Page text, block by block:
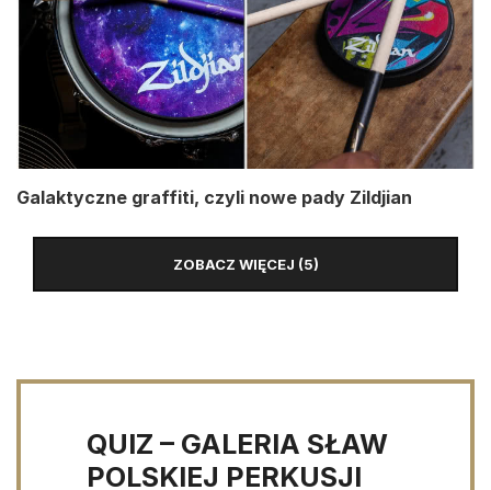
Galaktyczne graffiti, czyli nowe pady Zildjian
ZOBACZ WIĘCEJ (5)
QUIZ – GALERIA SŁAW
POLSKIEJ PERKUSJI